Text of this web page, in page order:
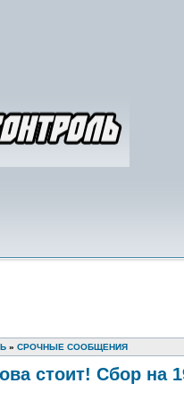
» СРОЧНЫЕ СООБЩЕНИЯ
стоит! Сбор на